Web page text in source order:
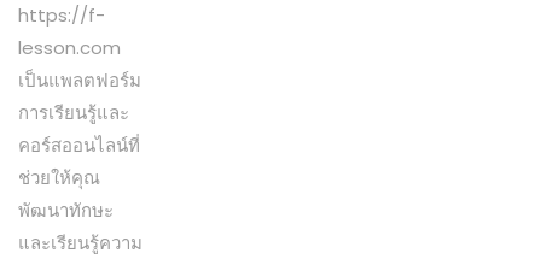
https://f-
lesson.com
เป็นแพลตฟอร์ม
การเรียนรู้และ
คอร์สออนไลน์ที่
ช่วยให้คุณ
พัฒนาทักษะ
และเรียนรู้ความ